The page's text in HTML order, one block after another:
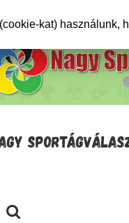
kat) használunk,